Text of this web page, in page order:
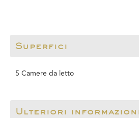
Superfici
5 Camere da letto
Ulteriori